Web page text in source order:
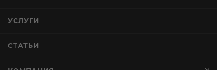
УСЛУГИ
СТАТЬИ